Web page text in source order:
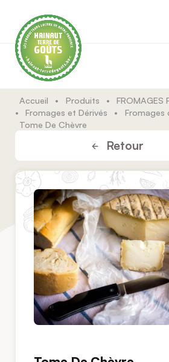
Accueil • Produits •
FROMAGES
•
Fromages et Dérivés • Fromages
Tome De Chèvre
Retour